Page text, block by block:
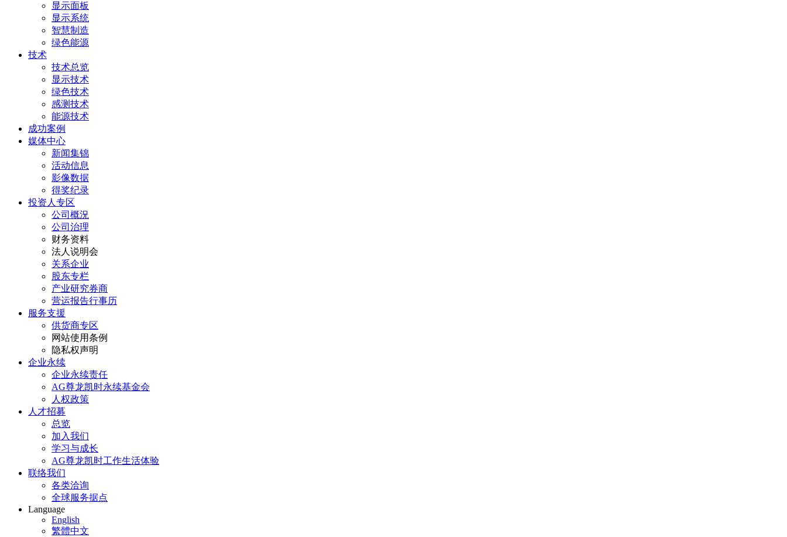
显示面板
显示系统
智慧制造
绿色能源
技术
技术总览
显示技术
绿色技术
感测技术
能源技术
成功案例
媒体中心
新闻集锦
活动信息
影像数据
得奖纪录
投资人专区
公司概況
公司治理
财务资料
法人说明会
关系企业
股东专栏
产业研究券商
营运报告行事历
服务支援
供货商专区
网站使用条例
隐私权声明
企业永续
企业永续责任
AG尊龙凯时永续基金会
人权政策
人才招募
总览
加入我们
学习与成长
AG尊龙凯时工作生活体验
联络我们
各类洽询
全球服务据点
Language
English
繁體中文